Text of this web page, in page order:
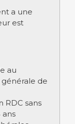
a une
est
au
de
RDC sans